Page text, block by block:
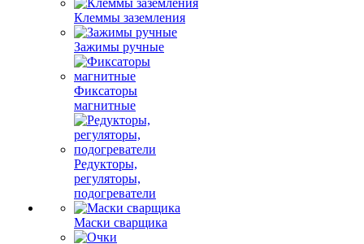
Клеммы заземления
Зажимы ручные
Фиксаторы
магнитные
Редукторы,
регуляторы,
подогреватели
Маски сварщика